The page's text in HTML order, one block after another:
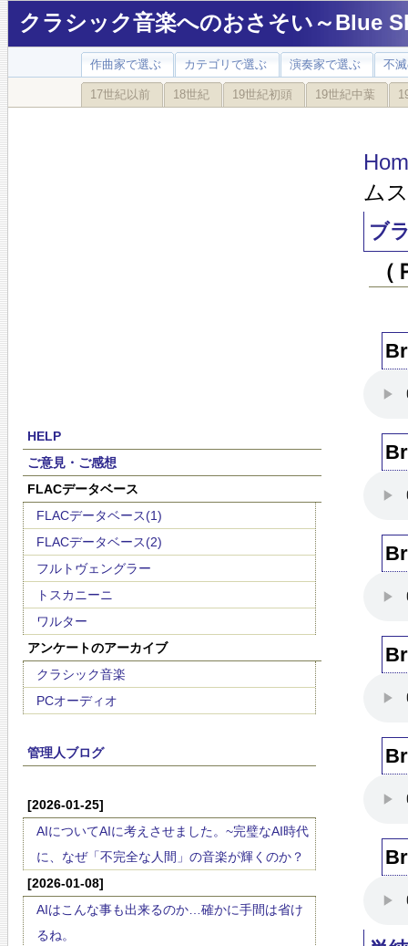
クラシック音楽へのおさそい～Blue
作曲家で選ぶ カテゴリで選ぶ 演奏家で選ぶ 不
17世紀以前 18世紀 19世紀初頭 19世紀中葉
HELP
ご意見・ご感想
FLACデータベース
FLACデータベース(1)
FLACデータベース(2)
フルトヴェングラー
トスカニーニ
ワルター
アンケートのアーカイブ
クラシック音楽
PCオーディオ
管理人ブログ
[2026-01-25]
AIについてAIに考えさせました。~完璧なAI時代
に、なぜ「不完全な人間」の音楽が輝くのか？
[2026-01-08]
AIはこんな事も出来るのか…確かに手間は省け
るね。
ム
ブ